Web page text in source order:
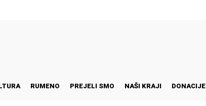
RUMENO PREJELI SMO NAŠI KRAJI DONACIJE